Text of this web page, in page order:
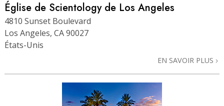
Église de Scientology de Los Angeles
4810 Sunset Boulevard
Los Angeles, CA 90027
États-Unis
EN SAVOIR PLUS